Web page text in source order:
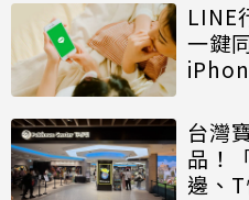
LINE
一鍵
台灣
品！
邊、